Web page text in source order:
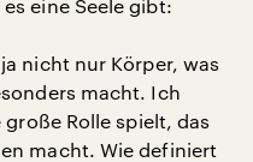
eine Seele gibt:
nicht nur Körper, was
macht. Ich
große Rolle spielt, das
macht. Wie definiert